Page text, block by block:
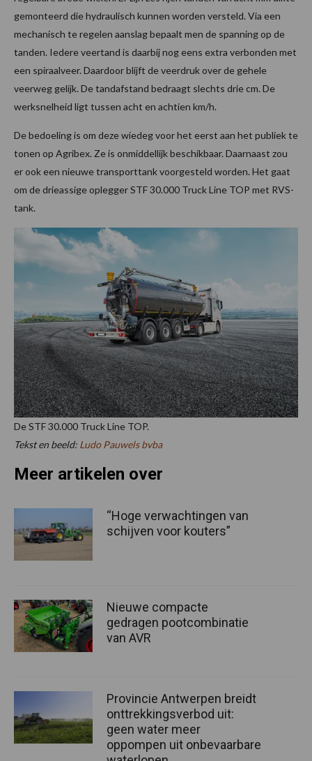
gemonteerd die hydraulisch kunnen worden versteld. Via een
mechanisch te regelen aanslag bepaalt men de spanning op de
tanden. Iedere veertand is daarbij nog eens extra verbonden met
een spiraalveer. Daardoor blijft de veerdruk over de gehele
veerweg gelijk. De tandafstand bedraagt slechts drie cm. De
werksnelheid ligt tussen acht en achtien km/h.
De bedoeling is om deze wiedeg voor het eerst aan het publiek te
tonen op Agribex. Ze is onmiddellijk beschikbaar. Daarnaast zou
er ook een nieuwe transporttank voorgesteld worden. Het gaat
om de drieassige oplegger STF 30.000 Truck Line TOP met RVS-
tank.
De STF 30.000 Truck Line TOP.
Tekst en beeld: Ludo Pauwels bvba
Meer artikelen over
“Hoge verwachtingen van
schijven voor kouters”
Nieuwe compacte
gedragen pootcombinatie
van AVR
Provincie Antwerpen breidt
onttrekkingsverbod uit:
geen water meer
oppompen uit onbevaarbare